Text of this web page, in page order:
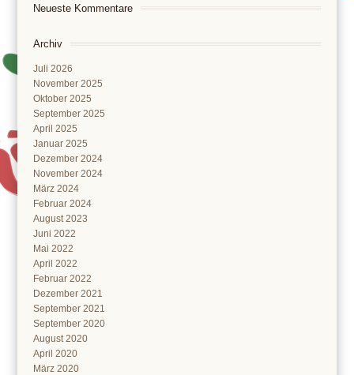
Neueste Kommentare
Archiv
Juli 2026
November 2025
Oktober 2025
September 2025
April 2025
Januar 2025
Dezember 2024
November 2024
März 2024
Februar 2024
August 2023
Juni 2022
Mai 2022
April 2022
Februar 2022
Dezember 2021
September 2021
September 2020
August 2020
April 2020
März 2020